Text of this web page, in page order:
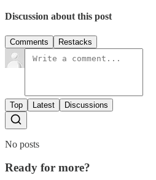
Discussion about this post
Comments Restacks
Top Latest Discussions
No posts
Ready for more?